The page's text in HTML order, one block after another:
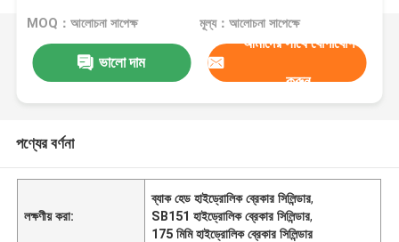
MOQ：আলোচনা সাপেক্ষ মূল্য：আলোচনা সাপেক্ষে
ভালো দাম
আমাদের সাথে যোগাযোগ
করুন
পণ্যের বর্ণনা
লক্ষণীয় করা:
ব্যাক হেড হাইড্রোলিক ব্রেকার সিলিন্ডার,
SB151 হাইড্রোলিক ব্রেকার সিলিন্ডার,
175 মিমি হাইড্রোলিক ব্রেকার সিলিন্ডার